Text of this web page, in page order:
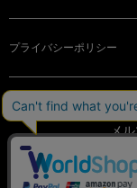
プライバシーポリシー
メ